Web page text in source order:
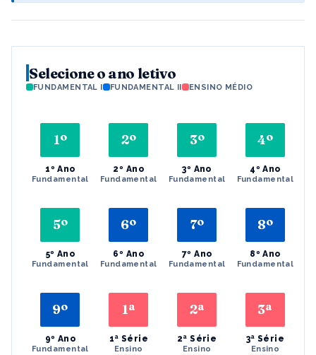
Selecione o ano letivo
FUNDAMENTAL I FUNDAMENTAL II ENSINO MÉDIO
1º
1º Ano
Fundamental
2º
2º Ano
Fundamental
3º
3º Ano
Fundamental
4º
4º Ano
Fundamental
5º
5º Ano
Fundamental
6º
6º Ano
Fundamental
7º
7º Ano
Fundamental
8º
8º Ano
Fundamental
9º
9º Ano
Fundamental
1ª
1ª Série
Ensino
2ª
2ª Série
Ensino
3ª
3ª Série
Ensino